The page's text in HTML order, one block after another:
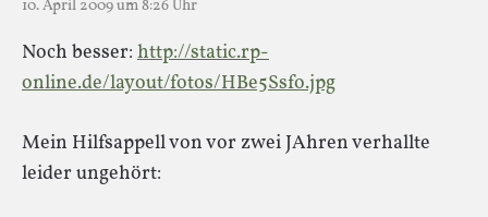
10. April 2009 um 8:26 Uhr
Noch besser: http://static.rp-
online.de/layout/fotos/HBe5Ssfo.jpg
Mein Hilfsappell von vor zwei JAhren verhallte
leider ungehört: